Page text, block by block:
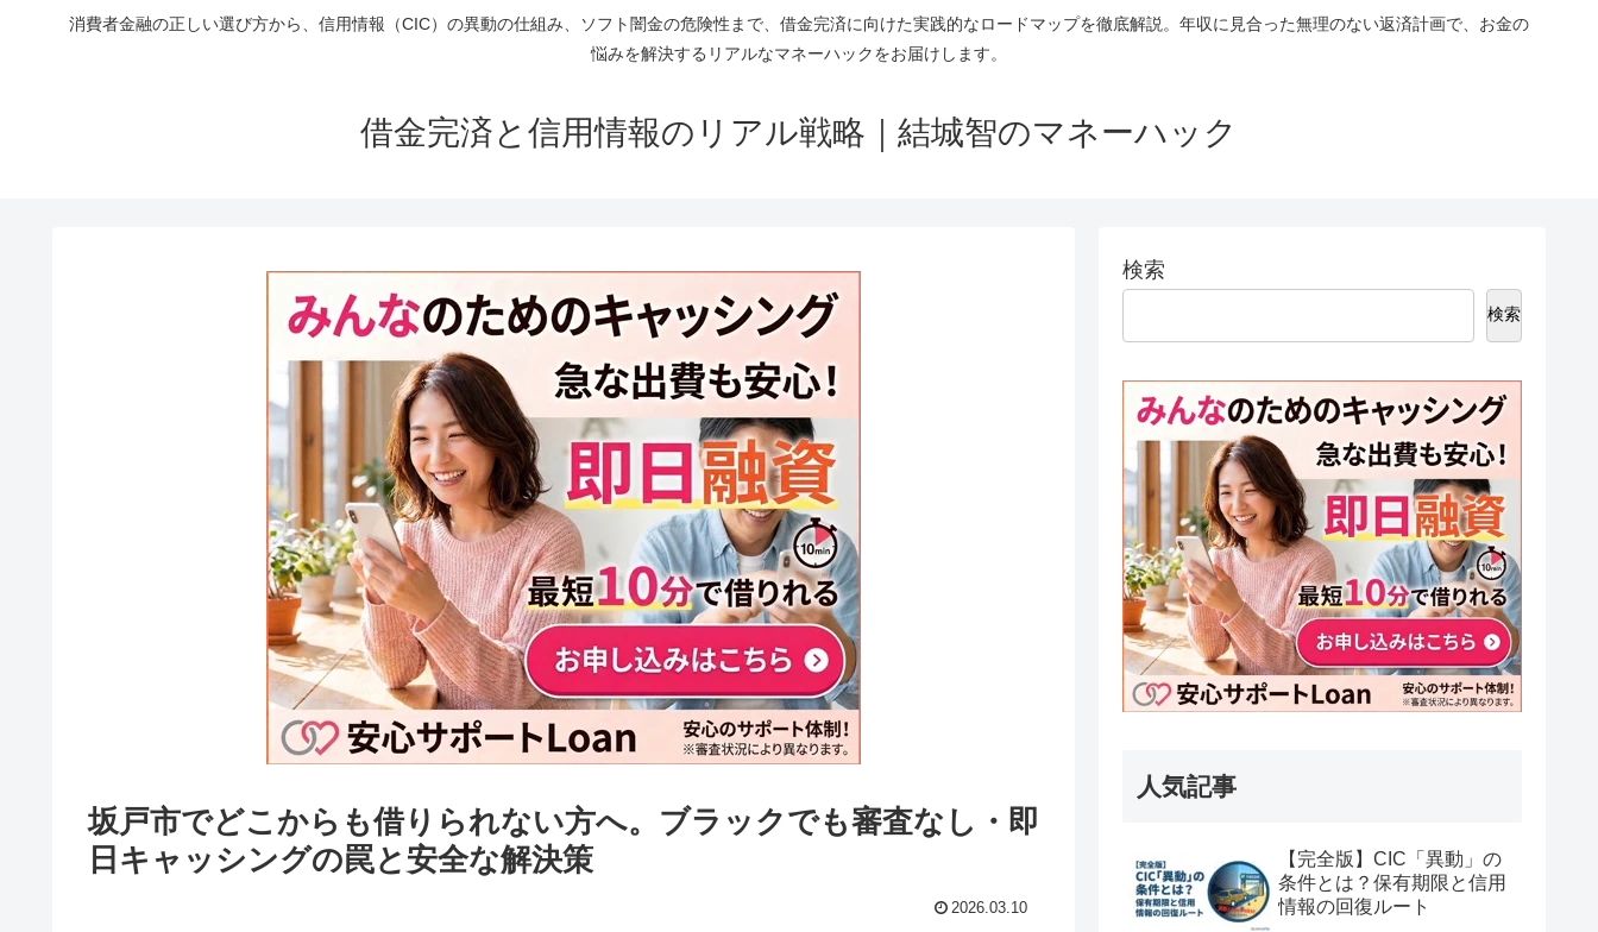
消費者金融の正しい選び方から、信用情報（CIC）の異動の仕組み、ソフト闇金の危険性まで、借金完済に向けた実践的なロードマップを徹底解説。年収に見合った無理のない返済計画で、お金の
悩みを解決するリアルなマネーハックをお届けします。
借金完済と信用情報のリアル戦略｜結城智のマネーハック
坂戸市でどこからも借りられない方へ。ブラックでも審査なし・即
日キャッシングの罠と安全な解決策
2026.03.10
検索
検索
人気記事
【完全版】CIC「異動」の
条件とは？保有期限と信用
情報の回復ルート